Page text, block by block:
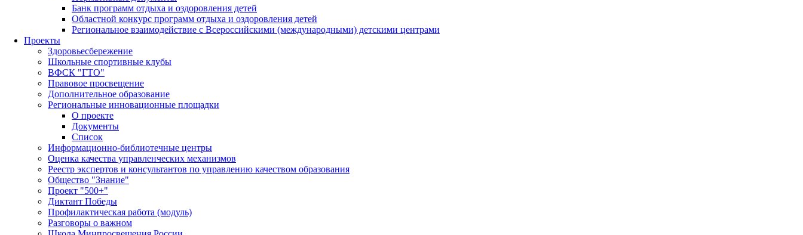
Банк программ отдыха и оздоровления детей
Областной конкурс программ отдыха и оздоровления детей
Региональное взаимодействие с Всероссийскими (международными) детскими центрами
Проекты
Здоровьесбережение
Школьные спортивные клубы
ВФСК "ГТО"
Правовое просвещение
Дополнительное образование
Региональные инновационные площадки
О проекте
Документы
Список
Информационно-библиотечные центры
Оценка качества управленческих механизмов
Реестр экспертов и консультантов по управлению качеством образования
Общество "Знание"
Проект "500+"
Диктант Победы
Профилактическая работа (модуль)
Разговоры о важном